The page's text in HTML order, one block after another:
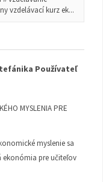
vzdelávací kurz ek...
Používateľ
MYSLENIA PRE
myslenie sa
ekonómia pre učiteľov